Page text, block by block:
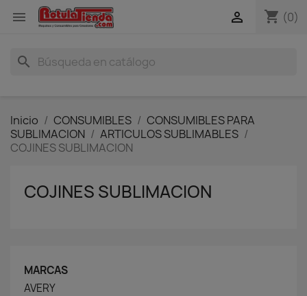
 shopping_cart (0)

search
Inicio CONSUMIBLES
CONSUMIBLES PARA
SUBLIMACION
ARTICULOS SUBLIMABLES
COJINES SUBLIMACION
COJINES SUBLIMACION
MARCAS
AVERY